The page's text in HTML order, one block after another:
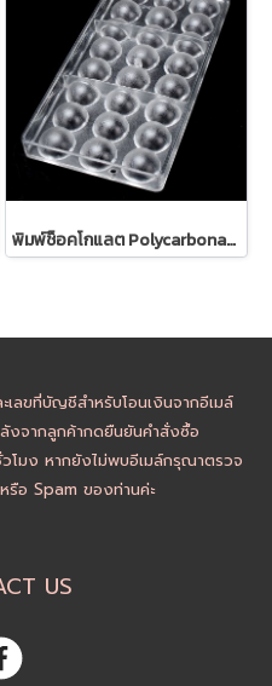
พิมพ์ช็อคโกแลต Polycarbonate รูปครึ่งวงกลม (2068B)
เลขที่บัญชีสำหรับโอนเงินจากอีเมล์
งจากลูกค้ากดยืนยันคำสั่งซื้อ
โมง หากยังไม่พบอีเมล์กรุณาตรวจ
อ Spam ของท่านค่ะ
US